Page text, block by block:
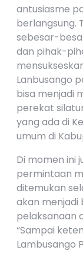
antusiasme
berlangsung.
sebesar-
dan pihak-
Lanbusango
bisa menjadi
perekat
yang ada di
umum di
Di momen ini
permintaan
ditemukan
akan menjadi
pelaksanaan
“Sampai
Lambusango